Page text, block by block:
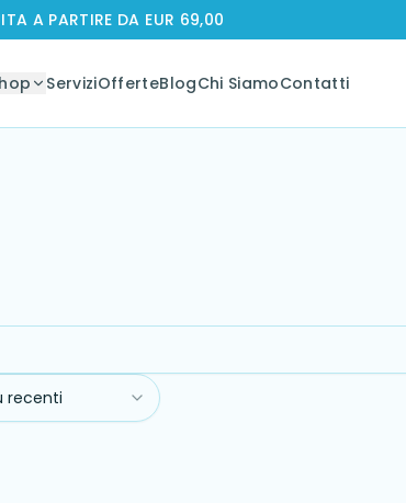
A PARTIRE DA EUR 69,00
ServiziOfferteBlogChi SiamoContatti
recenti